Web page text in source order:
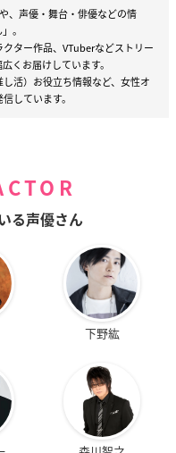
、声優・舞台・俳優などの情
。
ター作品、VTuberなどストリー
くお届けしています。
活）お役立ち情報など、女性オ
しています。
る声優さん
下野紘